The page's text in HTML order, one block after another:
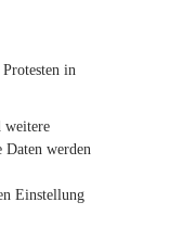
in
weitere
Daten werden
Einstellung